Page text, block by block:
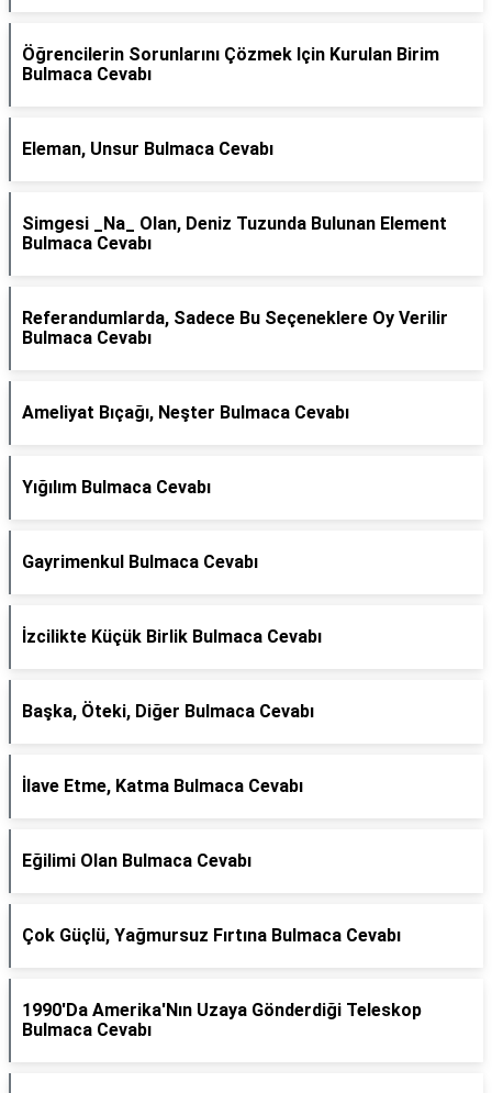
Öğrencilerin Sorunlarını Çözmek Için Kurulan Birim
Bulmaca Cevabı
Eleman, Unsur Bulmaca Cevabı
Simgesi _Na_ Olan, Deniz Tuzunda Bulunan Element
Bulmaca Cevabı
Referandumlarda, Sadece Bu Seçeneklere Oy Verilir
Bulmaca Cevabı
Ameliyat Bıçağı, Neşter Bulmaca Cevabı
Yığılım Bulmaca Cevabı
Gayrimenkul Bulmaca Cevabı
İzcilikte Küçük Birlik Bulmaca Cevabı
Başka, Öteki, Diğer Bulmaca Cevabı
İlave Etme, Katma Bulmaca Cevabı
Eğilimi Olan Bulmaca Cevabı
Çok Güçlü, Yağmursuz Fırtına Bulmaca Cevabı
1990'Da Amerika'Nın Uzaya Gönderdiği Teleskop
Bulmaca Cevabı